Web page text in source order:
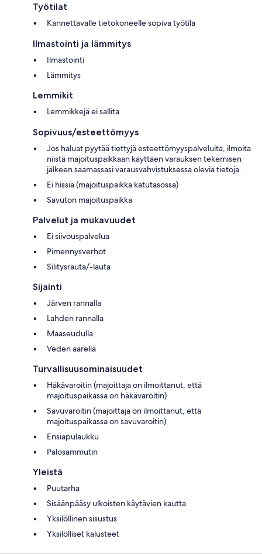
Työtilat
Kannettavalle tietokoneelle sopiva työtila
Ilmastointi ja lämmitys
Ilmastointi
Lämmitys
Lemmikit
Lemmikkejä ei sallita
Sopivuus/esteettömyys
Jos haluat pyytää tiettyjä esteettömyyspalveluita, ilmoita
niistä majoituspaikkaan käyttäen varauksen tekemisen
jälkeen saamassasi varausvahvistuksessa olevia tietoja.
Ei hissiä (majoituspaikka katutasossa)
Savuton majoituspaikka
Palvelut ja mukavuudet
Ei siivouspalvelua
Pimennysverhot
Silitysrauta/-lauta
Sijainti
Järven rannalla
Lahden rannalla
Maaseudulla
Veden äärellä
Turvallisuusominaisuudet
Häkävaroitin (majoittaja on ilmoittanut, että
majoituspaikassa on häkävaroitin)
Savuvaroitin (majoittaja on ilmoittanut, että
majoituspaikassa on savuvaroitin)
Ensiapulaukku
Palosammutin
Yleistä
Puutarha
Sisäänpääsy ulkoisten käytävien kautta
Yksilöllinen sisustus
Yksilölliset kalusteet